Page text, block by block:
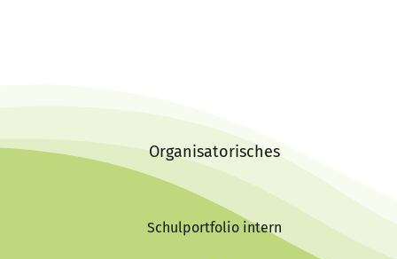
Organisatorisches
Schulportfolio intern